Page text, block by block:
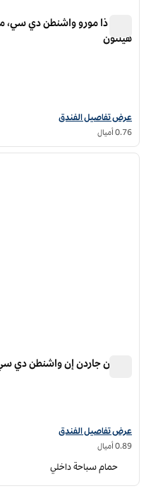
فندق ذا مورو واشنطن دي سي،
هيلتون
عرض تفاصيل الفندق لفندق مورو
عرض تفاصيل الفندق
0.76 أميال
1 من 12
هيلتون جاردن إن واشنطن دي
عرض تفاصيل الفندق لفندق فنادق
عرض تفاصيل الفندق
0.89 أميال
حمام سباحة داخلي